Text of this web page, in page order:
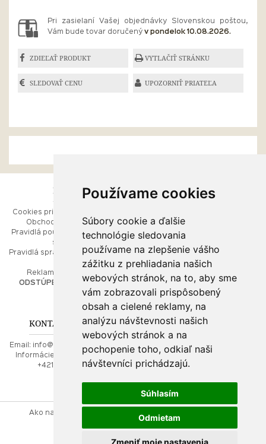
Používame cookies
Súbory cookie a ďalšie
technológie sledovania
používame na zlepšenie vášho
zážitku z prehliadania našich
webových stránok, na to, aby sme
vám zobrazovali prispôsobený
obsah a cielené reklamy, na
analýzu návštevnosti našich
webových stránok a na
pochopenie toho, odkiaľ naši
návštevníci prichádzajú.
Súhlasím
Odmietam
Zmeniť moje nastavenia
Pri zasielaní Vašej objednávky Slovenskou poštou,
Vám bude tovar doručený v pondelok 10.08.2026.
ZDIEĽAŤ PRODUKT VYTLAČIŤ STRÁNKU
SLEDOVAŤ CENU UPOZORNIŤ PRIATEĽA
ESHOP
Cookies pri prezeraní stránok
Obchodné podmienky
Pravidlá používania webových
stránok
Pravidlá spracúvania osobných
Reklamačný poriadok
ODSTÚPENIE OD ZMLUVY
RÝCHLE MENU
Ako balíme Vaše šperky
Kontaktujte nás
PORADŇA
Ako nakupovať
O drahých kovoch
Doprava a poštovné
KONTAKT NA NÁS
Email:
info@najkrajsiesperky.sk
Informácie:
+421917 881556,
+421556224323
Ako nakupovať Kontaktujte nás
Obchodné podmienky